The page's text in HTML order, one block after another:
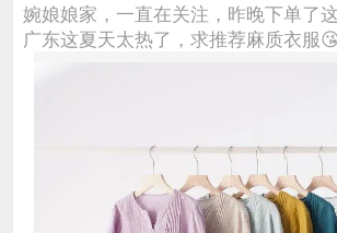
婉娘娘家，一直在关注，昨晚下单了
广东这夏天太热了，求推荐麻质衣服